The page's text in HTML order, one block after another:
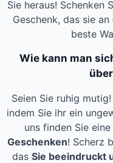
Sie heraus! Schenken
Geschenk, das sie an
beste
Wie kann man
Seien Sie ruhig
indem Sie ihr ein
uns finden Sie
Geschenken! Scherz
das Sie beeindruckt